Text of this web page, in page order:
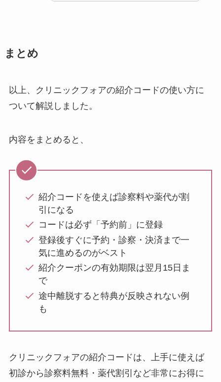
まとめ
以上、クリニックフォアの紹介コードの使い方に
ついて解説しました。
内容をまとめると、
紹介コードを使えば診察料や薬代が割
引になる
コードは必ず「予約前」に登録
登録後すぐに予約・診察・決済まで一
気に進めるのがベスト
紹介クーポンの有効期限は翌月15日ま
で
途中離脱すると特典が反映されない例
も
クリニックフォアの紹介コードは、上手に使えば
初診から診察料無料・薬代割引など非常にお得に